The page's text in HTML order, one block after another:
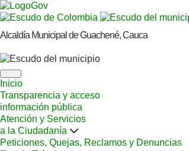
Alcaldía Municipal de Guachené, Cauca
Inicio
Transparencia y acceso
información pública
Atención y Servicios
a la Ciudadanía
Peticiones, Quejas, Reclamos y Denuncias